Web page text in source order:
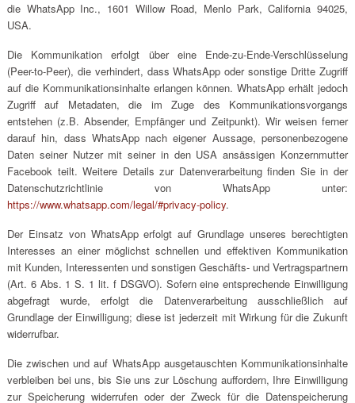
die WhatsApp Inc., 1601 Willow Road, Menlo Park, California 94025,
USA.
Die Kommunikation erfolgt über eine Ende-zu-Ende-Verschlüsselung
(Peer-to-Peer), die verhindert, dass WhatsApp oder sonstige Dritte Zugriff
auf die Kommunikationsinhalte erlangen können. WhatsApp erhält jedoch
Zugriff auf Metadaten, die im Zuge des Kommunikationsvorgangs
entstehen (z.B. Absender, Empfänger und Zeitpunkt). Wir weisen ferner
darauf hin, dass WhatsApp nach eigener Aussage, personenbezogene
Daten seiner Nutzer mit seiner in den USA ansässigen Konzernmutter
Facebook teilt. Weitere Details zur Datenverarbeitung finden Sie in der
Datenschutzrichtlinie von WhatsApp unter:
https://www.whatsapp.com/legal/#privacy-policy.
Der Einsatz von WhatsApp erfolgt auf Grundlage unseres berechtigten
Interesses an einer möglichst schnellen und effektiven Kommunikation
mit Kunden, Interessenten und sonstigen Geschäfts- und Vertragspartnern
(Art. 6 Abs. 1 S. 1 lit. f DSGVO). Sofern eine entsprechende Einwilligung
abgefragt wurde, erfolgt die Datenverarbeitung ausschließlich auf
Grundlage der Einwilligung; diese ist jederzeit mit Wirkung für die Zukunft
widerrufbar.
Die zwischen und auf WhatsApp ausgetauschten Kommunikationsinhalte
verbleiben bei uns, bis Sie uns zur Löschung auffordern, Ihre Einwilligung
zur Speicherung widerrufen oder der Zweck für die Datenspeicherung